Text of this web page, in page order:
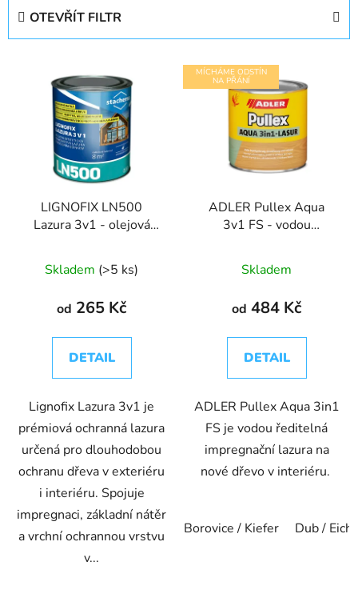
OTEVŘÍT FILTR
LIGNOFIX LN500
Lazura 3v1 - olejová
Skladem (>5 ks)
od 265 Kč
DETAIL
Lignofix Lazura 3v1 je
prémiová ochranná lazura
určená pro dlouhodobou
ochranu dřeva v exteriéru
i interiéru. Spojuje
impregnaci, základní nátěr
a vrchní ochrannou vrstvu
v...
MÍCHÁME ODSTÍN
NA PŘÁNÍ
ADLER Pullex Aqua
3v1 FS - vodou
lazura
Skladem
od 484 Kč
DETAIL
ADLER Pullex Aqua 3in1
FS je vodou ředitelná
impregnační lazura na
nové dřevo v interiéru.
Borovice / Kiefer Dub /